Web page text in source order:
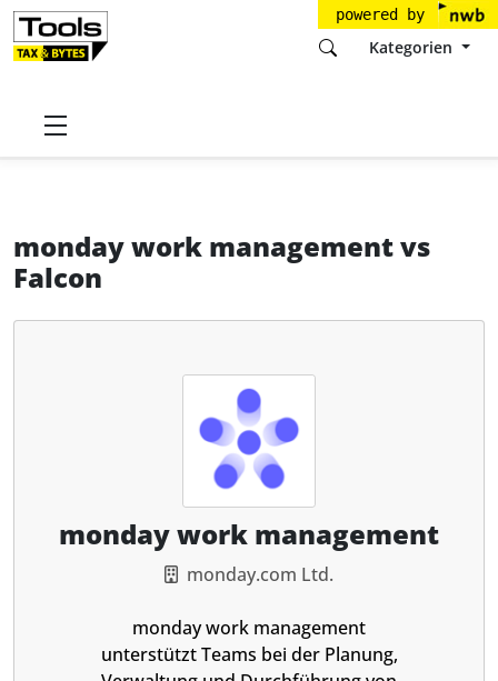
powered by
Kategorien
Startseite
monday work managementvs
Falcon
monday work management
monday.com Ltd.
monday work management
unterstützt Teams bei der Planung,